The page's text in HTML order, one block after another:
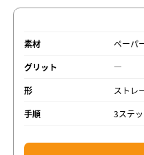
素材
ペーパ
グリット
―
形
ストレ
手順
3ステ